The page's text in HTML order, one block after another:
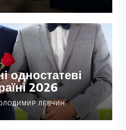
одностатеві
2026
ЛЕВЧИН